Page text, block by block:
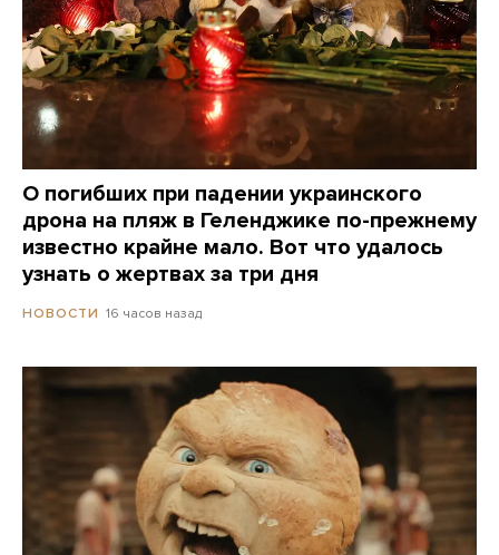
О погибших при падении украинского
дрона на пляж в Геленджике по-прежнему
известно крайне мало. Вот что удалось
узнать о жертвах за три дня
НОВОСТИ 16 часов назад